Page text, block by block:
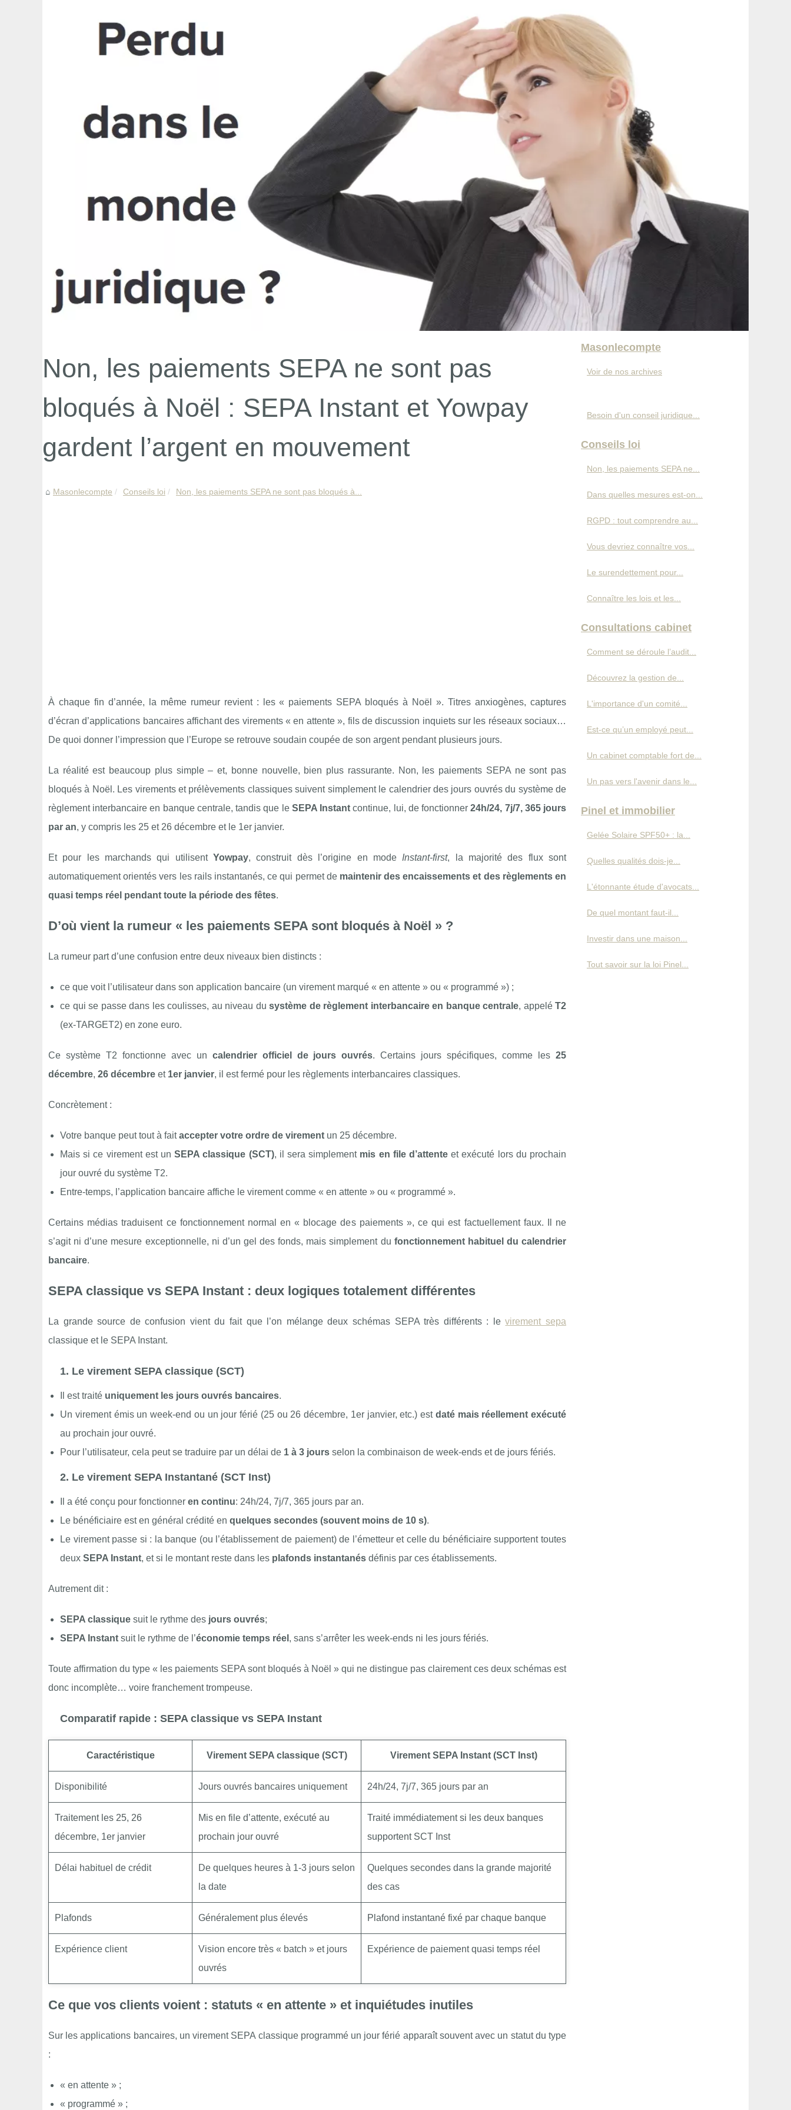
Non, les paiements SEPA ne sont pas
bloqués à Noël : SEPA Instant et Yowpay
gardent l’argent en mouvement
Masonlecompte Conseils loi Non, les paiements SEPA ne sont pas bloqués à...
À chaque fin d’année, la même rumeur revient : les « paiements SEPA bloqués à Noël ». Titres anxiogènes, captures
d’écran d’applications bancaires affichant des virements « en attente », fils de discussion inquiets sur les réseaux sociaux…
De quoi donner l’impression que l’Europe se retrouve soudain coupée de son argent pendant plusieurs jours.
La réalité est beaucoup plus simple – et, bonne nouvelle, bien plus rassurante. Non, les paiements SEPA ne sont pas
bloqués à Noël. Les virements et prélèvements classiques suivent simplement le calendrier des jours ouvrés du système de
règlement interbancaire en banque centrale, tandis que le SEPA Instant continue, lui, de fonctionner24h/24, 7j/7, 365 jours
par an, y compris les 25 et 26 décembre et le 1er janvier.
Et pour les marchands qui utilisentYowpay, construit dès l’origine en mode Instant‑first, la majorité des flux sont
automatiquement orientés vers les rails instantanés, ce qui permet de maintenir des encaissements et des règlements en
quasi temps réel pendant toute la période des fêtes.
D’où vient la rumeur « les paiements SEPA sont bloqués à Noël » ?
La rumeur part d’une confusion entre deux niveaux bien distincts :
ce que voit l’utilisateur dans son application bancaire (un virement marqué « en attente » ou « programmé ») ;
ce qui se passe dans les coulisses, au niveau du système de règlement interbancaire en banque centrale, appelé T2
(ex‑TARGET2) en zone euro.
Ce système T2 fonctionne avec un calendrier officiel de jours ouvrés. Certains jours spécifiques, comme les 25
décembre, 26 décembre et 1er janvier, il est fermé pour les règlements interbancaires classiques.
Concrètement :
Votre banque peut tout à faitaccepter votre ordre de virement un 25 décembre.
Mais si ce virement est unSEPA classique (SCT), il sera simplement mis en file d’attente et exécuté lors du prochain
jour ouvré du système T2.
Entre‑temps, l’application bancaire affiche le virement comme « en attente » ou « programmé ».
Certains médias traduisent ce fonctionnement normal en « blocage des paiements », ce qui est factuellement faux. Il ne
s’agit ni d’une mesure exceptionnelle, ni d’un gel des fonds, mais simplement du fonctionnement habituel du calendrier
bancaire.
SEPA classique vs SEPA Instant : deux logiques totalement différentes
La grande source de confusion vient du fait que l’on mélange deux schémas SEPA très différents : levirement sepa
classique et le SEPA Instant.
1. Le virement SEPA classique (SCT)
Il est traité uniquement les jours ouvrés bancaires.
Un virement émis un week‑end ou un jour férié (25 ou 26 décembre, 1er janvier, etc.) est daté mais réellement exécuté
au prochain jour ouvré.
Pour l’utilisateur, cela peut se traduire par un délai de 1 à 3 jours selon la combinaison de week‑ends et de jours fériés.
2. Le virement SEPA Instantané (SCT Inst)
Il a été conçu pour fonctionner en continu: 24h/24, 7j/7, 365 jours par an.
Le bénéficiaire est en général crédité en quelques secondes (souvent moins de 10 s).
Le virement passe si : la banque (ou l’établissement de paiement) de l’émetteur et celle du bénéficiaire supportent toutes
deux SEPA Instant, et si le montant reste dans les plafonds instantanés définis par ces établissements.
Autrement dit :
SEPA classique suit le rythme des jours ouvrés;
SEPA Instant suit le rythme de l’économie temps réel , sans s’arrêter les week‑ends ni les jours fériés.
Toute affirmation du type « les paiements SEPA sont bloqués à Noël » qui ne distingue pas clairement ces deux schémas est
donc incomplète… voire franchement trompeuse.
Comparatif rapide : SEPA classique vs SEPA Instant
Caractéristique Virement SEPA classique (SCT) Virement SEPA Instant (SCT Inst)
Disponibilité Jours ouvrés bancaires uniquement 24h/24, 7j/7, 365 jours par an
Traitement les 25, 26
décembre, 1er janvier
Mis en file d’attente, exécuté au
prochain jour ouvré
Traité immédiatement si les deux banques
supportent SCT Inst
Délai habituel de crédit
De quelques heures à 1‑3 jours selon
la date
Quelques secondes dans la grande majorité
des cas
Plafonds Généralement plus élevés Plafond instantané fixé par chaque banque
Expérience client
Vision encore très « batch » et jours
ouvrés
Expérience de paiement quasi temps réel
Ce que vos clients voient : statuts « en attente » et inquiétudes inutiles
Sur les applications bancaires, un virement SEPA classique programmé un jour férié apparaît souvent avec un statut du type
:
« en attente » ;
« programmé » ;
Masonlecompte
Voir de nos archives
Besoin d'un conseil juridique...
Conseils loi
Non, les paiements SEPA ne...
Dans quelles mesures est-on...
RGPD : tout comprendre au...
Vous devriez connaître vos...
Le surendettement pour...
Connaître les lois et les...
Consultations cabinet
Comment se déroule l’audit...
Découvrez la gestion de...
L'importance d'un comité...
Est-ce qu’un employé peut...
Un cabinet comptable fort de...
Un pas vers l'avenir dans le...
Pinel et immobilier
Gelée Solaire SPF50+ : la...
Quelles qualités dois-je...
L'étonnante étude d'avocats...
De quel montant faut-il...
Investir dans une maison...
Tout savoir sur la loi Pinel...